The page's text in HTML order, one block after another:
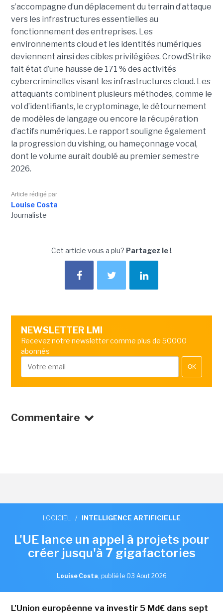
s’accompagne d’un déplacement du terrain d’attaque
vers les infrastructures essentielles au
fonctionnement des entreprises. Les
environnements cloud et les identités numériques
deviennent ainsi des cibles privilégiées. CrowdStrike
fait état d’une hausse de 171 % des activités
cybercriminelles visant les infrastructures cloud. Les
attaquants combinent plusieurs méthodes, comme le
vol d’identifiants, le cryptominage, le détournement
de modèles de langage ou encore la récupération
d’actifs numériques. Le rapport souligne également
la progression du vishing, ou hameçonnage vocal,
dont le volume aurait doublé au premier semestre
2026.
Article rédigé par
Louise Costa
Journaliste
Cet article vous a plu? Partagez le !
NEWSLETTER LMI
Recevez notre newsletter comme plus de 50000
abonnés
OK
Commentaire
LOGICIEL / INTELLIGENCE ARTIFICIELLE
L'UE lance un appel à projets pour
créer jusqu'à 7 gigafactories
Louise Costa, publié le 03 Aout 2026
L'Union européenne va investir 5 Md€ dans sept